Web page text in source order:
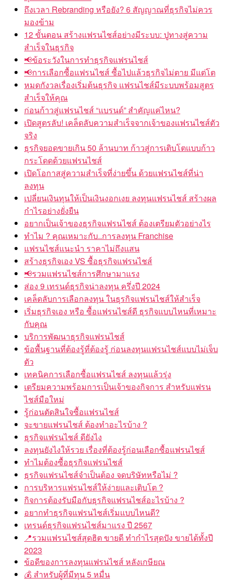
ถึงเวลา Rebranding หรือยัง? 6 สัญญาณที่ธุรกิจไม่ควร
มองข้าม
12 ขั้นตอน สร้างแฟรนไชส์อย่างมีระบบ: ปูทางสู่ความ
สำเร็จในธุรกิจ
📢ข้อระวังในการทำธุรกิจแฟรนไชส์
📢การเลือกซื้อแฟรนไชส์ ซื้อไปแล้วธุรกิจไม่ตาย มีแต่โต
หมดกังวลเรื่องเริ่มต้นธุรกิจ แฟรนไชส์มีระบบพร้อมสูตร
สำเร็จให้คุณ
ก่อนก้าวสู่แฟรนไชส์ “แบรนด์” สำคัญแค่ไหน?
เปิดสูตรลับ! เคล็ดลับความสำเร็จจากเจ้าของแฟรนไชส์ตัว
จริง
ธุรกิจยอดขายเกิน 50 ล้านบาท ก้าวสู่การเติบโตแบบก้าว
กระโดดด้วยแฟรนไชส์
เปิดโอกาสสู่ความสำเร็จที่ง่ายขึ้น ด้วยแฟรนไชส์ที่น่า
ลงทุน
เปลี่ยนเงินทุนให้เป็นเงินงอกเงย ลงทุนแฟรนไชส์ สร้างผล
กำไรอย่างยั่งยืน
อยากเป็นเจ้าของธุรกิจแฟรนไชส์ ต้องเตรียมตัวอย่างไร
ทำไม ? คุณเหมาะกับ..การลงทุน Franchise
แฟรนไชส์แนะนำ ราคาไม่ถึงแสน
สร้างธุรกิจเอง VS ซื้อธุรกิจแฟรนไชส์
📢รวมแฟรนไชส์การศึกษามาแรง
ส่อง 9 เทรนด์ธุรกิจน่าลงทุน ครึ่งปี 2024
เคล็ดลับการเลือกลงทุน ในธุรกิจแฟรนไชส์ให้สำเร็จ
เริ่มธุรกิจเอง หรือ ซื้อแฟรนไชส์ดี ธุรกิจแบบไหนที่เหมาะ
กับคุณ
บริการพัฒนาธุรกิจแฟรนไชส์
ข้อพื้นฐานที่ต้องรู้ที่ต้องรู้ ก่อนลงทุนแฟรนไชส์แบบไม่เจ็บ
ตัว
เทคนิคการเลือกซื้อแฟรนไชส์ ลงทุนแล้วรุ่ง
เตรียมความพร้อมการเป็นเจ้าของกิจการ สำหรับแฟรน
ไชส์มือใหม่
รู้ก่อนตัดสินใจซื้อแฟรนไชส์
จะขายแฟรนไชส์ ต้องทำอะไรบ้าง ?
ธุรกิจแฟรนไชส์ ดียังไง
ลงทุนยังไงให้รวย เรื่องที่ต้องรู้ก่อนเลือกซื้อแฟรนไชส์
ทำไมต้องซื้อธุรกิจแฟรนไชส์
ธุรกิจแฟรนไชส์จำเป็นต้อง จดบริษัทหรือไม่ ?
การบริหารแฟรนไชส์ให้ง่ายและเติบโต ?
กิจการต้องรับมือกับธุรกิจแฟรนไชส์อะไรบ้าง ?
อยากทำธุรกิจแฟรนไชส์เริ่มแบบไหนดี?
เทรนด์ธุรกิจแฟรนไชส์มาแรง ปี 2567
📍รวมแฟรนไชส์สุดฮิต ขายดี ทำกำไรสุดปัง ขายได้ทั้งปี
2023
ข้อดีของการลงทุนแฟรนไชส์ หลังเกษียณ
💰 สำหรับผู้ที่มีทุน 5 หมื่น